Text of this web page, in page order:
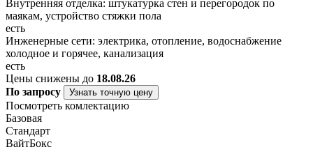
Внутренняя отделка: штукатурка стен и перегородок по
маякам, устройство стяжки пола
есть
Инженерные сети: электрика, отопление, водоснабжение
холодное и горячее, канализация
есть
Цены снижены до 18.08.26
По запросу
Узнать точную цену
Посмотреть комлектацию
Базовая
Стандарт
ВайтБокс